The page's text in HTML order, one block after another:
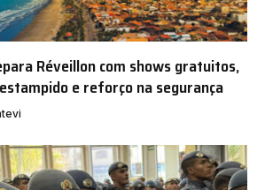
Réveillon com shows gratuitos,
e reforço na segurança